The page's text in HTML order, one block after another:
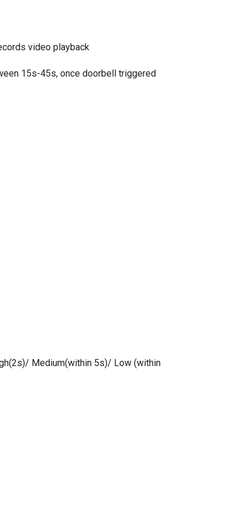
video playback
15s-45s, once doorbell triggered
Medium(within 5s)/ Low (within